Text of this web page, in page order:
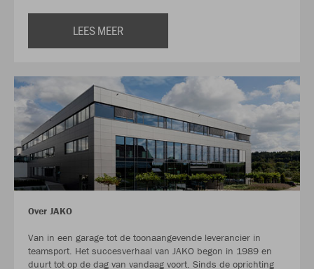
LEES MEER
Over JAKO
Van in een garage tot de toonaangevende leverancier in
teamsport. Het succesverhaal van JAKO begon in 1989 en
duurt tot op de dag van vandaag voort. Sinds de oprichting